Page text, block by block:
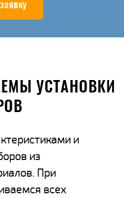
УСТАНОВКИ
и
из
При
всех